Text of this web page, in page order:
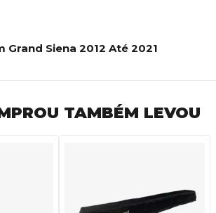
Grand Siena 2012 Até 2021
TAMBÉM LEVOU